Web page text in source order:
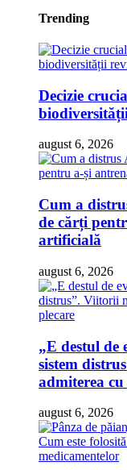
Trending
Decizie
august 6, 2026
Cum a
de cărți
artificială
august 6, 2026
„E destul de
sistem
admiterea
august 6, 2026